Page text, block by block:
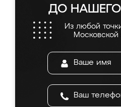
ДО
Из любой
Московской